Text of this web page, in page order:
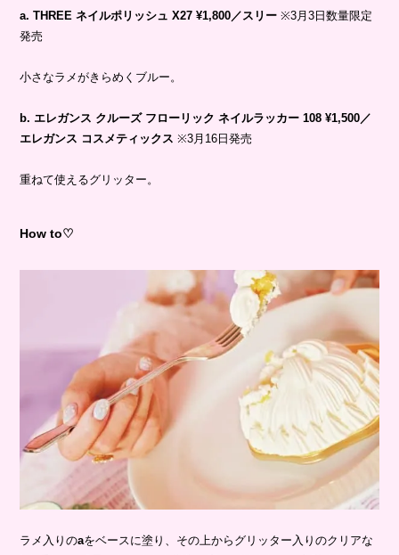
a. THREE ネイルポリッシュ X27 ¥1,800／スリー ※3月3日数量限定
発売
小さなラメがきらめくブルー。
b. エレガンス クルーズ フローリック ネイルラッカー 108 ¥1,500／
エレガンス コスメティックス ※3月16日発売
重ねて使えるグリッター。
How to♡
ラメ入りのaをベースに塗り、その上からグリッター入りのクリアな